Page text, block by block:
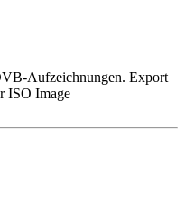
Aufzeichnungen. Export
ISO Image